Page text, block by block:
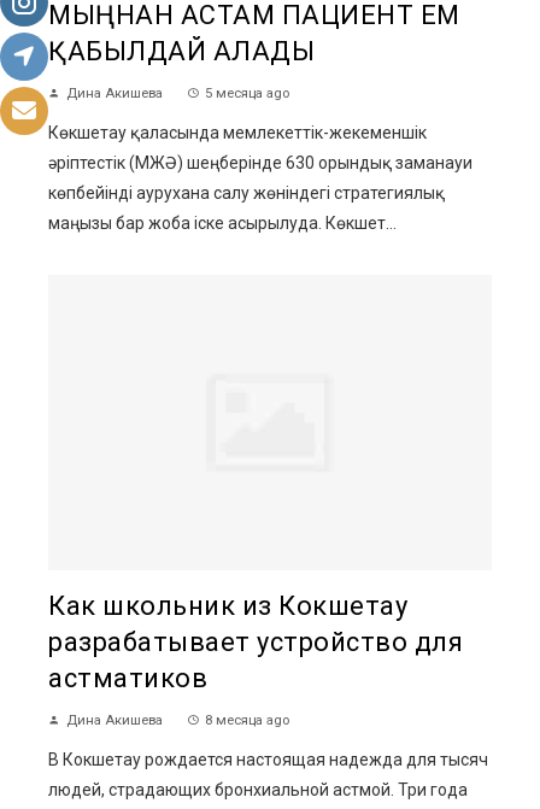
МЫҢНАН АСТАМ ПАЦИЕНТ ЕМ
ҚАБЫЛДАЙ АЛАДЫ
Дина Акишева 5 месяца ago
Көкшетау қаласында мемлекеттік-жекеменшік
әріптестік (МЖӘ) шеңберінде 630 орындық заманауи
көпбейінді аурухана салу жөніндегі стратегиялық
маңызы бар жоба іске асырылуда. Көкшет...
Как школьник из Кокшетау
разрабатывает устройство для
астматиков
Дина Акишева 8 месяца ago
В Кокшетау рождается настоящая надежда для тысяч
людей, страдающих бронхиальной астмой. Три года